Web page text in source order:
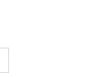
page 1
seuraavalle